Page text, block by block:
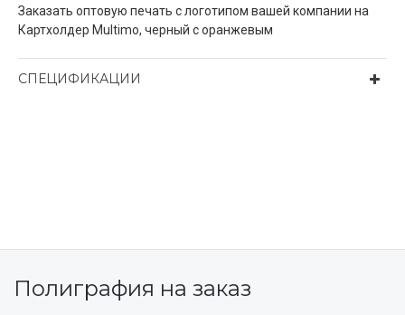
Заказать оптовую печать с логотипом вашей компании на
Картхолдер Multimo, черный с оранжевым
СПЕЦИФИКАЦИИ
Полиграфия на заказ